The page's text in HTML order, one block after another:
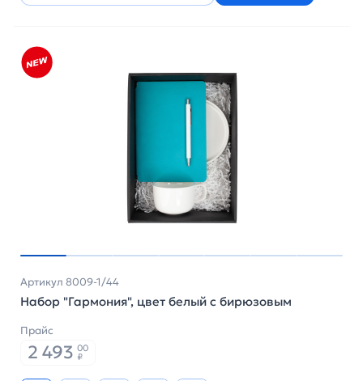
Артикул 8009-1/44
Набор "Гармония", цвет белый с бирюзовым
Прайс
2 493 00
₽